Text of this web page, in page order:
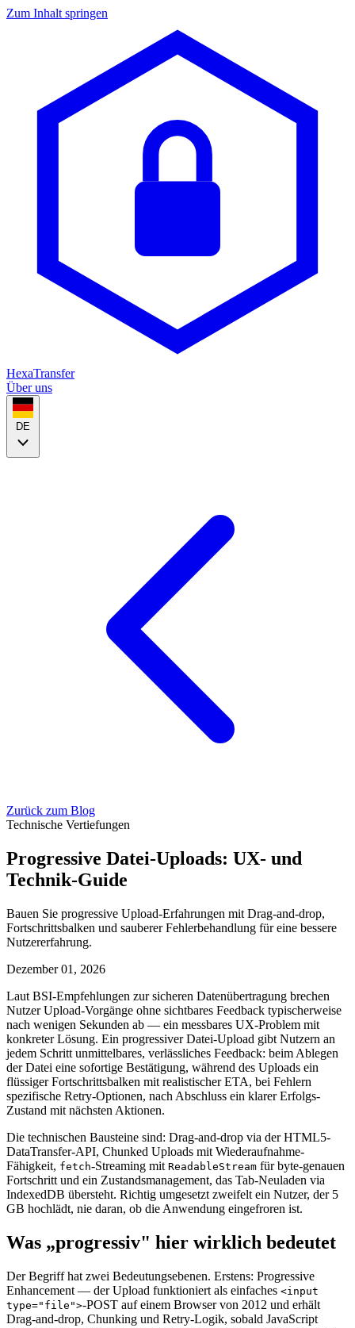
Zum Inhalt springen
HexaTransfer
Über uns
DE
Zurück zum Blog
Technische Vertiefungen
Progressive Datei-Uploads: UX- und
Technik-Guide
Bauen Sie progressive Upload-Erfahrungen mit Drag-and-drop,
Fortschrittsbalken und sauberer Fehlerbehandlung für eine bessere
Nutzererfahrung.
Dezember 01, 2026
Laut BSI-Empfehlungen zur sicheren Datenübertragung brechen
Nutzer Upload-Vorgänge ohne sichtbares Feedback typischerweise
nach wenigen Sekunden ab — ein messbares UX-Problem mit
konkreter Lösung. Ein progressiver Datei-Upload gibt Nutzern an
jedem Schritt unmittelbares, verlässliches Feedback: beim Ablegen
der Datei eine sofortige Bestätigung, während des Uploads ein
flüssiger Fortschrittsbalken mit realistischer ETA, bei Fehlern
spezifische Retry-Optionen, nach Abschluss ein klarer Erfolgs-
Zustand mit nächsten Aktionen.
Die technischen Bausteine sind: Drag-and-drop via der HTML5-
DataTransfer-API, Chunked Uploads mit Wiederaufnahme-
Fähigkeit, fetch-Streaming mit ReadableStream für byte-genauen
Fortschritt und ein Zustandsmanagement, das Tab-Neuladen via
IndexedDB übersteht. Richtig umgesetzt zweifelt ein Nutzer, der 5
GB hochlädt, nie daran, ob die Anwendung eingefroren ist.
Was „progressiv" hier wirklich bedeutet
Der Begriff hat zwei Bedeutungsebenen. Erstens: Progressive
Enhancement — der Upload funktioniert als einfaches <input
type="file">-POST auf einem Browser von 2012 und erhält
Drag-and-drop, Chunking und Retry-Logik, sobald JavaScript